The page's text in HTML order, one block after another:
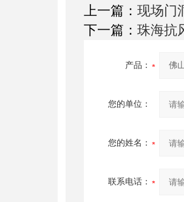
上一篇： 现场门
下一篇： 珠海抗
产品：
您的单位：
您的姓名：
联系电话：